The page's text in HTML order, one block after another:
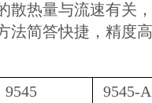
散热量与流速有关
简答快捷，精度高
9545 9545-A